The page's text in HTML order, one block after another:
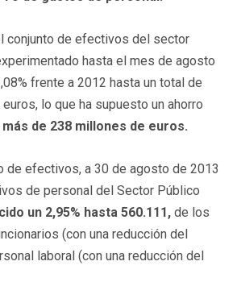
conjunto de efectivos del sector
hasta el mes de agosto
frente a 2012 hasta un total de
lo que ha supuesto un ahorro
más de 238 millones de euros.
de efectivos, a 30 de agosto de 2013
de personal del Sector Público
un 2,95% hasta 560.111, de los
(con una reducción del
laboral (con una reducción del